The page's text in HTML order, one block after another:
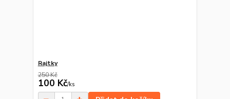
Rajtky
250 Kč
100 Kč/ks